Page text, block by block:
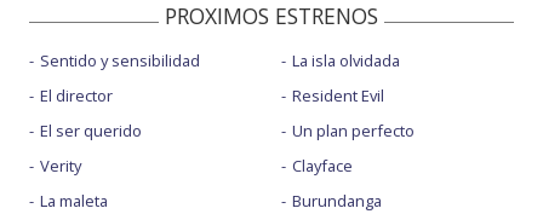
PROXIMOS ESTRENOS
Sentido y sensibilidad
El director
El ser querido
Verity
La maleta
La isla olvidada
Resident Evil
Un plan perfecto
Clayface
Burundanga